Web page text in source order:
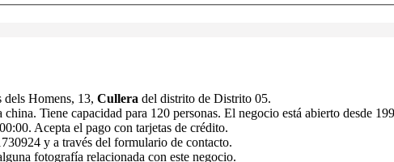
dels Homens, 13, Cullera del distrito de Distrito 05.
Tiene capacidad para 120 personas. El negocio está abierto desde
Acepta el pago con tarjetas de crédito.
y a través del formulario de contacto.
fotografía relacionada con este negocio.